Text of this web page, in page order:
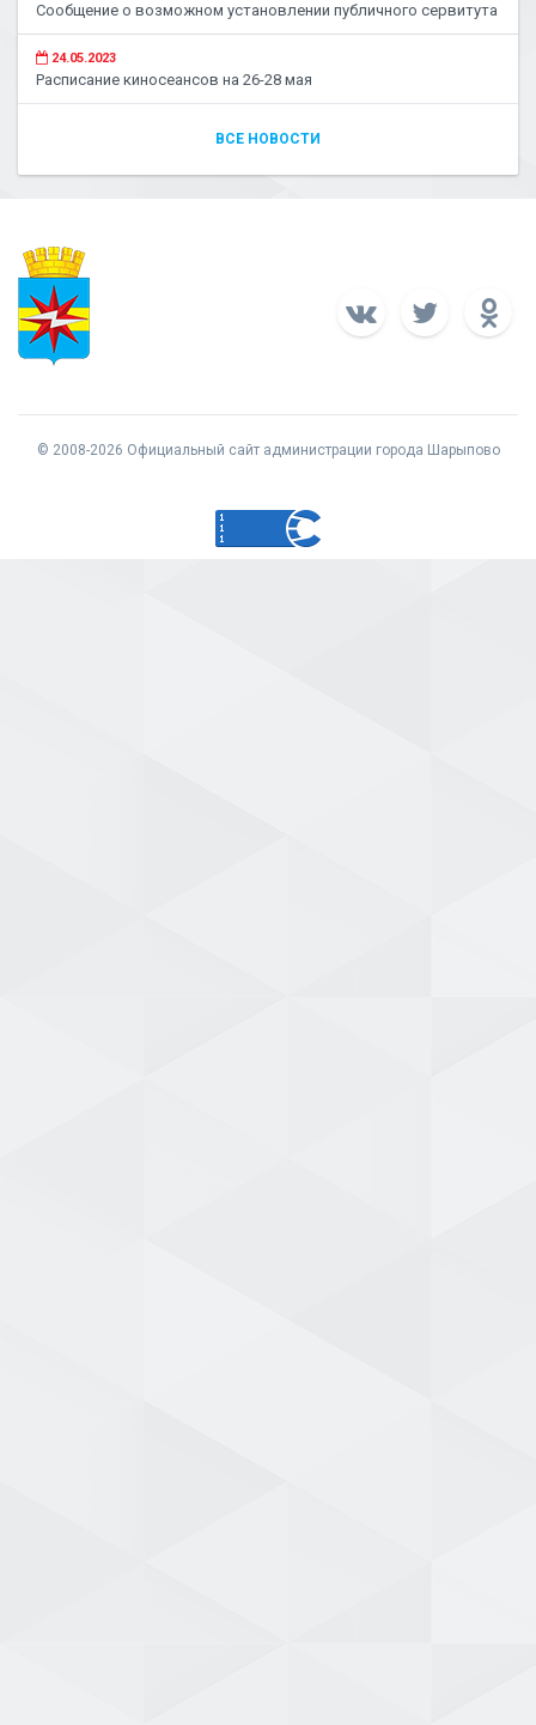
Сообщение о возможном установлении публичного сервитута
24.05.2023
Расписание киносеансов на 26-28 мая
ВСЕ НОВОСТИ
© 2008-2026 Официальный сайт администрации города Шарыпово